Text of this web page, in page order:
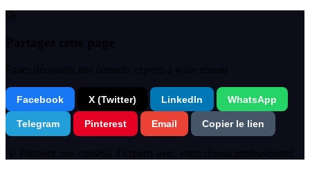
🚀
Partagez cette page
Faites découvrir nos conseils experts à votre réseau
Facebook X (Twitter) LinkedIn WhatsApp
Telegram Pinterest Email Copier le lien
💡 Partagez nos conseils d'experts avec votre réseau professionnel